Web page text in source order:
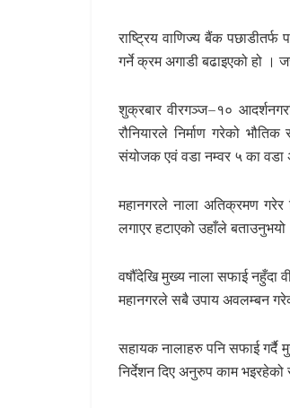
राष्ट्रिय वाणिज्य बैंक
गर्ने क्रम अगाडी बढाइएको हो ।
शुक्रबार वीरगञ्ज–१०
रौनियारले निर्माण गरेको
संयोजक एवं वडा नम्वर ५ का वडा
महानगरले नाला अतिक्रमण
लगाएर हटाएको उहाँले बताउनुभयो
वर्षौँदेखि मुख्य नाला सफाई नहुँदा
महानगरले सबै उपाय अवलम्बन
सहायक नालाहरु पनि सफाई गर्दै
निर्देशन दिए अनुरुप काम